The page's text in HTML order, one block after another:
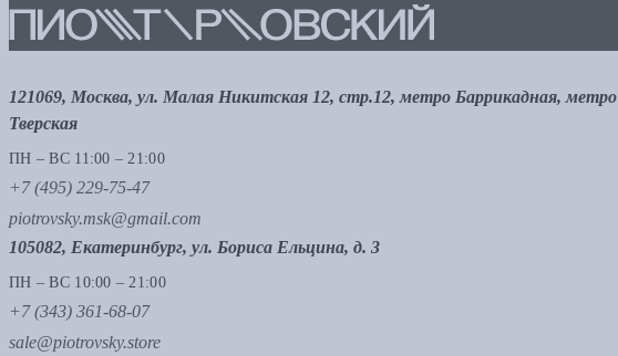
121069, Москва, ул. Малая Никитская 12, стр.12, метро Баррикадная, метро
Тверская
ПН – ВС 11:00 – 21:00
+7 (495) 229-75-47
piotrovsky.msk@gmail.com
105082, Екатеринбург, ул. Бориса Ельцина, д. 3
ПН – ВС 10:00 – 21:00
+7 (343) 361-68-07
sale@piotrovsky.store